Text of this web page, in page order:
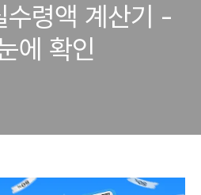
령액 계산기 -
에 확인